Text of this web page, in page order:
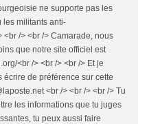
ne supporte pas les
les militants anti-
<br /> <br /> Camarade, nous
que notre site officiel est
<br /> <br /> <br /> Et je
écrire de préférence sur cette
<br /> <br /> <br /> Tu
les informations que tu juges
tu peux aussi faire